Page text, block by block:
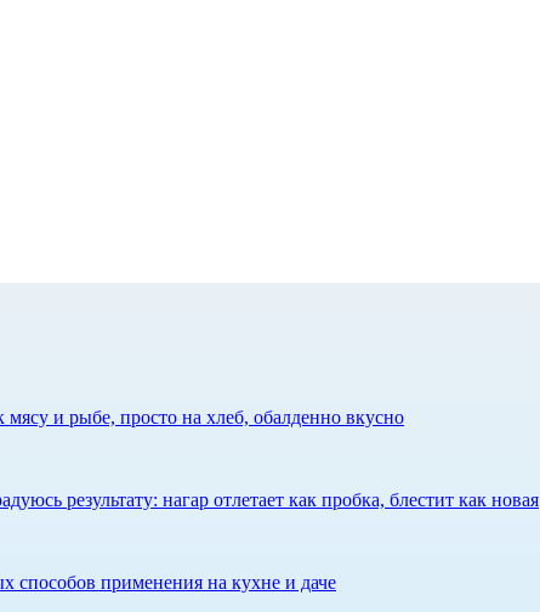
и рыбе, просто на хлеб, обалденно вкусно
результату: нагар отлетает как пробка, блестит как новая
способов применения на кухне и даче